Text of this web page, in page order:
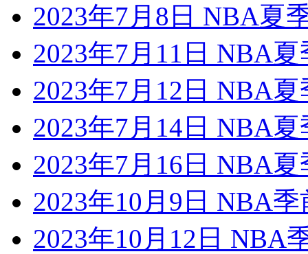
2023年7月8日 NBA夏
2023年7月11日 NBA
2023年7月12日 NBA
2023年7月14日 NBA
2023年7月16日 NBA
2023年10月9日 NBA
2023年10月12日 NBA